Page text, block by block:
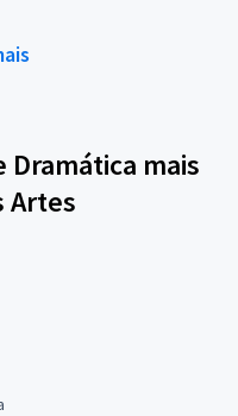
Dramática mais
Artes